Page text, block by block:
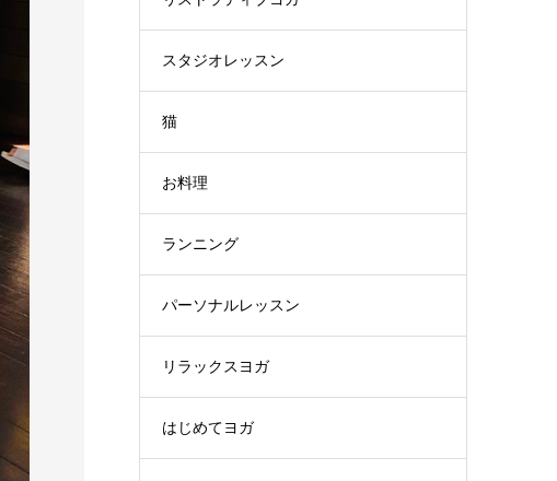
スタジオレッスン
猫
お料理
ランニング
パーソナルレッスン
リラックスヨガ
はじめてヨガ